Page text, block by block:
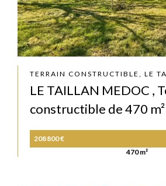
TERRAIN CONSTRUCTIBLE, LE
LE TAILLAN MEDOC ,
constructible de 470
208 800 €
470 m²